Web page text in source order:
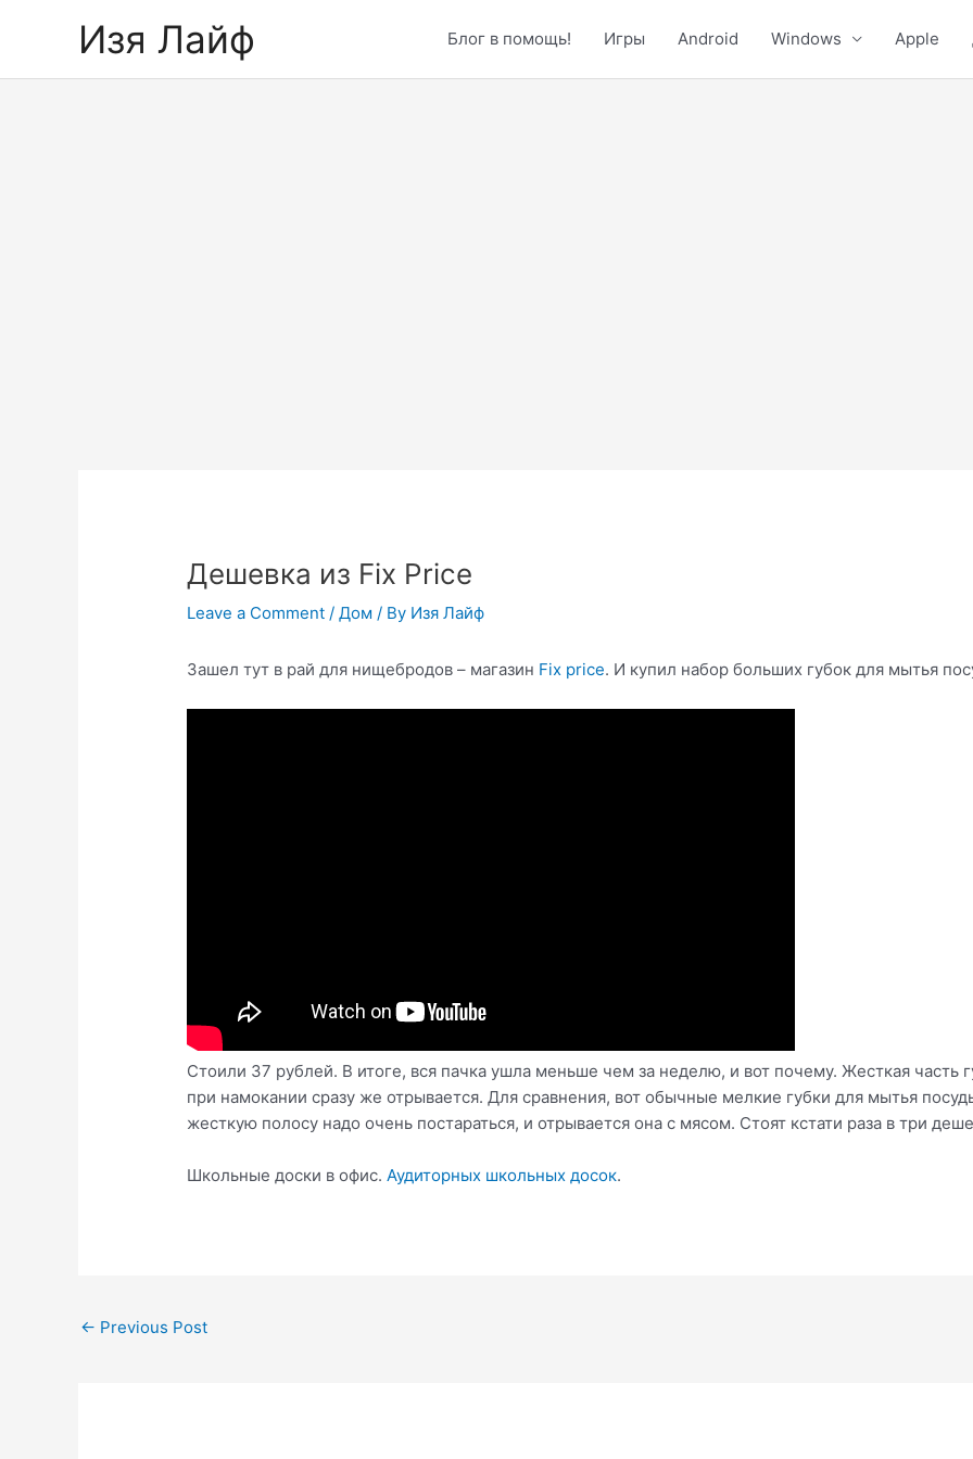
Изя Лайф Блог в помощь! Игры Android Windows Apple
Дешевка из Fix Price
Leave a Comment /Дом / By Изя Лайф
Зашел тут в рай для нищебродов – магазин Fix price. И купил набор больших губок для мытья
Стоили 37 рублей. В итоге, вся пачка ушла меньше чем за неделю, и вот почему. Жесткая часть
при намокании сразу же отрывается. Для сравнения, вот обычные мелкие губки для мытья
жесткую полосу надо очень постараться, и отрывается она с мясом. Стоят кстати раза в три
Школьные доски в офис.Аудиторных школьных досок.
Post
← Previous Post